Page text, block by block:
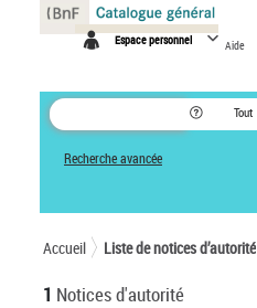
Espace personnel Aide
Tout
Recherche avancée
Accueil Liste de notices d’autorité
1 Notices d'autorité
Panneau de gestion des cookies